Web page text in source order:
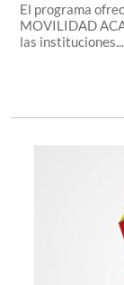
El programa
MOVILIDAD
las instituciones...